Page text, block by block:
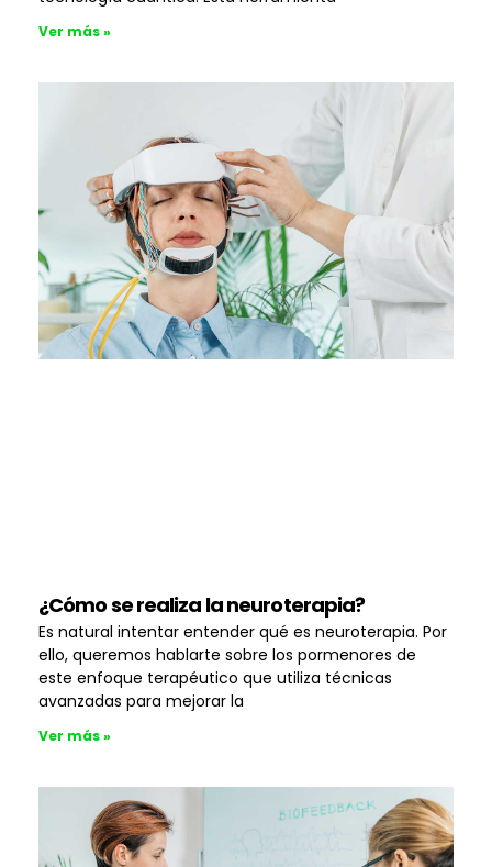
Ver más »
¿Cómo se realiza la neuroterapia?
Es natural intentar entender qué es neuroterapia. Por
ello, queremos hablarte sobre los pormenores de
este enfoque terapéutico que utiliza técnicas
avanzadas para mejorar la
Ver más »